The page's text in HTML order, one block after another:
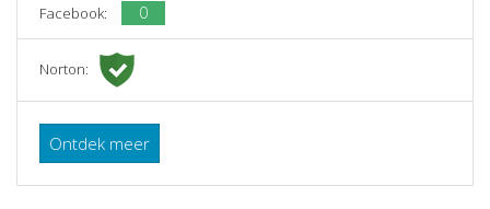
Facebook: 0
Norton:
Ontdek meer